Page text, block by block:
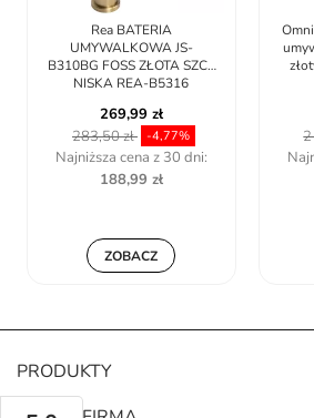
Rea BATERIA
UMYWALKOWA JS-
B310BG FOSS ZŁOTA SZCZ
NISKA REA-B5316
269,99 zł
283,50 zł
-4,77%
Najniższa cena z 30 dni:
188,99 zł
ZOBACZ
PRODUKTY